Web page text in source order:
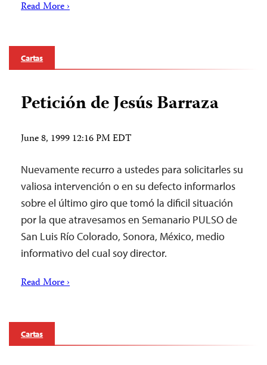
Read More ›
Cartas
Petición de Jesús Barraza
June 8, 1999 12:16 PM EDT
Nuevamente recurro a ustedes para solicitarles su
valiosa intervención o en su defecto informarlos
sobre el último giro que tomó la dificil situación
por la que atravesamos en Semanario PULSO de
San Luis Río Colorado, Sonora, México, medio
informativo del cual soy director.
Read More ›
Cartas